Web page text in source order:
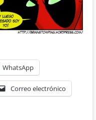
WhatsApp
Correo electrónico